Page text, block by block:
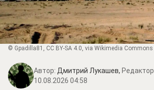
© Gpadilla81 , CC BY-SA 4.0, via Wikimedia Commons
Автор: Дмитрий Лукашев, Редактор
10.08.2026 04:58